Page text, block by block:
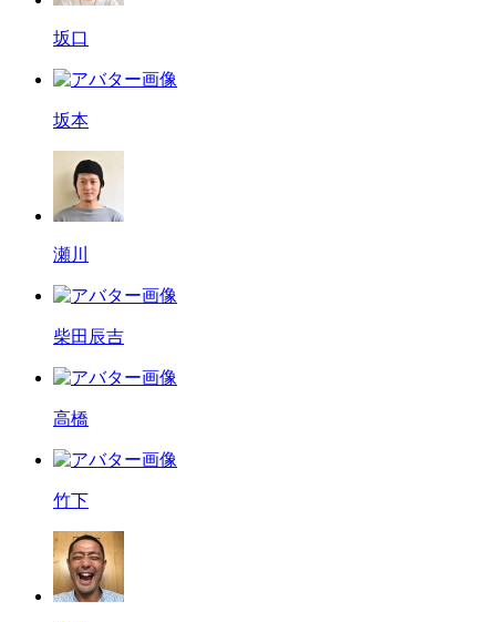
坂口
坂本
瀬川
柴田辰吉
高橋
竹下